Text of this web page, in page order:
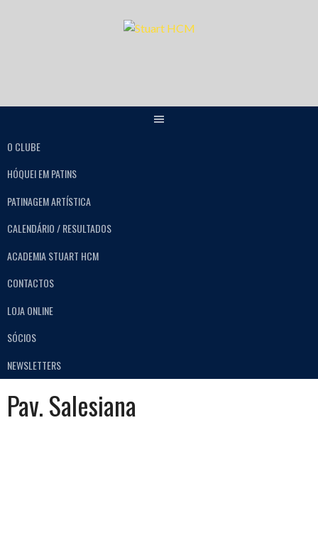
O CLUBE
HÓQUEI EM PATINS
PATINAGEM ARTÍSTICA
CALENDÁRIO / RESULTADOS
ACADEMIA STUART HCM
CONTACTOS
LOJA ONLINE
SÓCIOS
NEWSLETTERS
Pav. Salesiana